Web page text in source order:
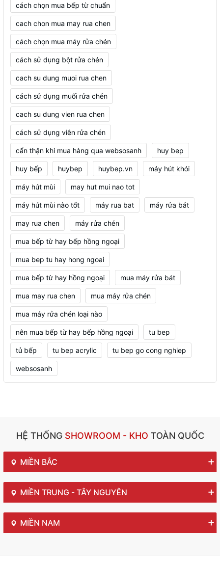
cách chọn mua bếp từ chuẩn
cach chon mua may rua chen
cách chọn mua máy rửa chén
cách sử dụng bột rửa chén
cach su dung muoi rua chen
cách sử dụng muối rửa chén
cach su dung vien rua chen
cách sử dụng viên rửa chén
cẩn thận khi mua hàng qua websosanh huy bep
huy bếp huybep huybep.vn máy hút khói
máy hút mùi may hut mui nao tot
máy hút mùi nào tốt máy rua bat máy rửa bát
may rua chen máy rửa chén
mua bếp từ hay bếp hồng ngoại
mua bep tu hay hong ngoai
mua bếp từ hay hồng ngoại mua máy rửa bát
mua may rua chen mua máy rửa chén
mua máy rửa chén loại nào
nên mua bếp từ hay bếp hồng ngoại tu bep
tủ bếp tu bep acrylic tu bep go cong nghiep
websosanh
HỆ THỐNGSHOWROOM - KHO TOÀN QUỐC
MIỀN BẮC
MIỀN TRUNG - TÂY NGUYÊN
MIỀN NAM